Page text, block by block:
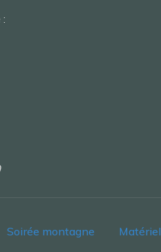
Soirée montagne Matériel